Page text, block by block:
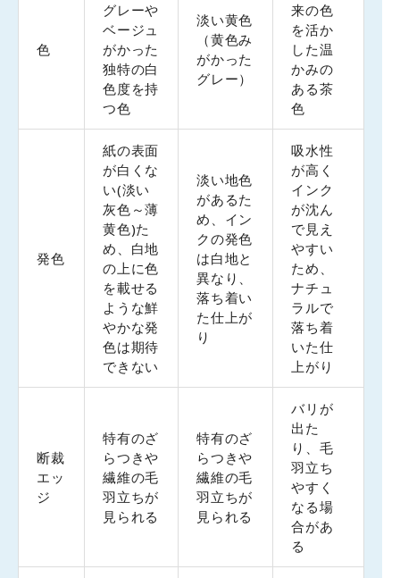
色
グレーや
ベージュ
がかった
独特の白
色度を持
つ色
淡い黄色
（黄色み
がかった
グレー）
来の色
を活か
した温
かみの
ある茶
色
発色
紙の表面
が白くな
い(淡い
灰色～薄
黄色)た
め、白地
の上に色
を載せる
ような鮮
やかな発
色は期待
できない
淡い地色
があるた
め、イン
クの発色
は白地と
異なり、
落ち着い
た仕上が
り
吸水性
が高く
インク
が沈ん
で見え
やすい
ため、
ナチュ
ラルで
落ち着
いた仕
上がり
断裁
エッ
ジ
特有のざ
らつきや
繊維の毛
羽立ちが
見られる
特有のざ
らつきや
繊維の毛
羽立ちが
見られる
バリが
出た
り、毛
羽立ち
やすく
なる場
合があ
る